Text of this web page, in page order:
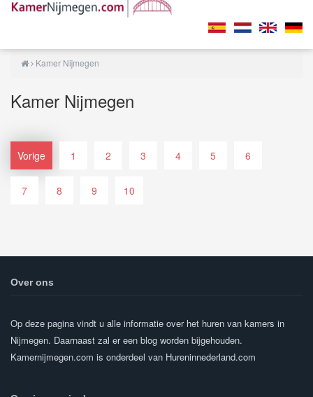
Kamer Nijmegen
Kamer Nijmegen
Vorige 1 2 3 4 5 6
7 8 9 10
Over ons
Op deze pagina vindt u alle informatie over het huren van kamers in
Nijmegen. Daarnaast zal er een blog worden bijgehouden.
Kamernijmegen.com is onderdeel van Hureninnederland.com